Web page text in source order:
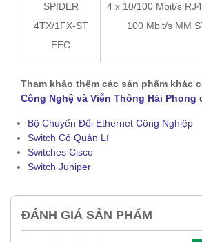
SPIDER
4TX/1FX-ST
EEC
4 x 10/100 Mbit/s
100 Mbit/s MM
Tham khảo thêm các sản phẩm khác
Công Nghệ và Viễn Thông Hải Phong
Bộ Chuyển Đổi Ethernet Công Nghiệp
Switch Có Quản Lí
Switches Cisco
Switch Juniper
ĐÁNH GIÁ SẢN PHẨM